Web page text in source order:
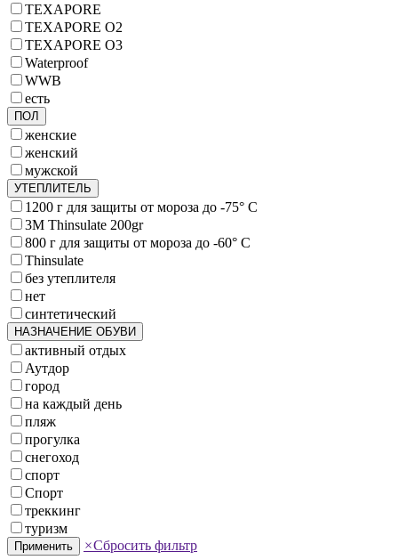
TEXAPORE
TEXAPORE O2
TEXAPORE O3
Waterproof
WWB
есть
ПОЛ
женские
женский
мужской
УТЕПЛИТЕЛЬ
1200 г для защиты от мороза до -75° C
3M Thinsulate 200gr
800 г для защиты от мороза до -60° C
Thinsulate
без утеплителя
нет
синтетический
НАЗНАЧЕНИЕ ОБУВИ
активный отдых
Аутдор
город
на каждый день
пляж
прогулка
снегоход
спорт
Спорт
треккинг
туризм
Применить ×Сбросить фильтр